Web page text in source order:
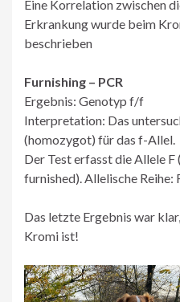
Eine Korrelation zwischen
Erkrankung wurde beim
beschrieben
Furnishing – PCR
Ergebnis: Genotyp f/f
Interpretation: Das
(homozygot) für das f-Allel.
Der Test erfasst die Allele F
furnished). Allelische Reihe:
Das letzte Ergebnis war
Kromi ist!